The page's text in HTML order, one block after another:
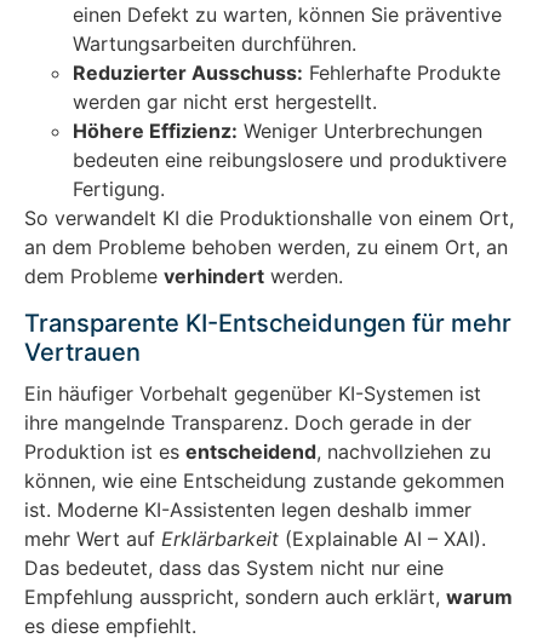
einen Defekt zu warten, können Sie präventive
Wartungsarbeiten durchführen.
Reduzierter Ausschuss: Fehlerhafte Produkte
werden gar nicht erst hergestellt.
Höhere Effizienz: Weniger Unterbrechungen
bedeuten eine reibungslosere und produktivere
Fertigung.
So verwandelt KI die Produktionshalle von einem Ort,
an dem Probleme behoben werden, zu einem Ort, an
dem Probleme verhindert werden.
Transparente KI-Entscheidungen für mehr
Vertrauen
Ein häufiger Vorbehalt gegenüber KI-Systemen ist
ihre mangelnde Transparenz. Doch gerade in der
Produktion ist es entscheidend, nachvollziehen zu
können, wie eine Entscheidung zustande gekommen
ist. Moderne KI-Assistenten legen deshalb immer
mehr Wert auf Erklärbarkeit (Explainable AI – XAI).
Das bedeutet, dass das System nicht nur eine
Empfehlung ausspricht, sondern auch erklärt, warum
es diese empfiehlt.